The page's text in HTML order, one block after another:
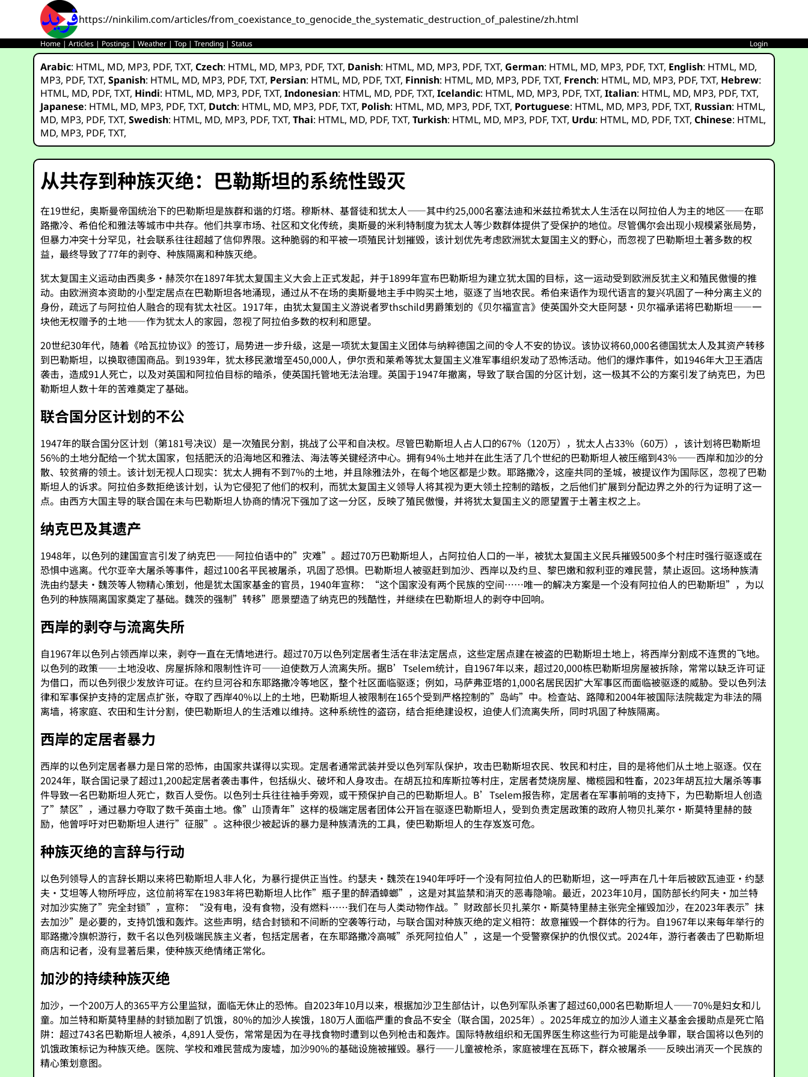
https://ninkilim.com/articles/from_coexistance_to_genocide_the_systematic_destruction_of_palestine/zh.html
Home |Articles | Postings |Weather |Top |Trending |Status Login
Arabic: HTML, MD, MP3, PDF,TXT,Czech: HTML, MD, MP3, PDF,TXT, Danish: HTML, MD, MP3, PDF,TXT, German: HTML, MD, MP3, PDF,TXT, English: HTML, MD,
MP3, PDF,TXT,Spanish: HTML, MD, MP3, PDF,TXT, Persian: HTML, MD, PDF,TXT, Finnish: HTML, MD, MP3, PDF,TXT, French: HTML, MD, MP3, PDF,TXT, Hebrew:
HTML, MD, PDF,TXT, Hindi: HTML, MD, MP3, PDF,TXT,Indonesian: HTML, MD, PDF,TXT,Icelandic: HTML, MD, MP3, PDF,TXT,Italian: HTML, MD, MP3, PDF,TXT,
Japanese: HTML, MD, MP3, PDF,TXT, Dutch: HTML, MD, MP3, PDF,TXT, Polish: HTML, MD, MP3, PDF,TXT, Portuguese: HTML, MD, MP3, PDF,TXT, Russian: HTML,
MD, MP3, PDF,TXT,Swedish: HTML, MD, MP3, PDF,TXT,Thai: HTML, MD, PDF,TXT,Turkish: HTML, MD, MP3, PDF,TXT, Urdu: HTML, MD, PDF,TXT,Chinese: HTML,
MD, MP3, PDF,TXT,
从共存到种族灭绝：巴勒斯坦的系统性毁灭
在19世纪，奥斯曼帝国统治下的巴勒斯坦是族群和谐的灯塔。穆斯林、基督徒和犹太人——其中约25,000名塞法迪和米兹拉希犹太人生活在以阿拉伯人为主的地区——在耶
路撒冷、希伯伦和雅法等城市中共存。他们共享市场、社区和文化传统，奥斯曼的米利特制度为犹太人等少数群体提供了受保护的地位。尽管偶尔会出现小规模紧张局势，
但暴力冲突十分罕见，社会联系往往超越了信仰界限。这种脆弱的和平被一项殖民计划摧毁，该计划优先考虑欧洲犹太复国主义的野心，而忽视了巴勒斯坦土著多数的权
益，最终导致了77年的剥夺、种族隔离和种族灭绝。
犹太复国主义运动由西奥多·赫茨尔在1897年犹太复国主义大会上正式发起，并于1899年宣布巴勒斯坦为建立犹太国的目标，这一运动受到欧洲反犹主义和殖民傲慢的推
动。由欧洲资本资助的小型定居点在巴勒斯坦各地涌现，通过从不在场的奥斯曼地主手中购买土地，驱逐了当地农民。希伯来语作为现代语言的复兴巩固了一种分离主义的
身份，疏远了与阿拉伯人融合的现有犹太社区。1917年，由犹太复国主义游说者罗thschild男爵策划的《贝尔福宣言》使英国外交大臣阿瑟·贝尔福承诺将巴勒斯坦——一
块他无权赠予的土地——作为犹太人的家园，忽视了阿拉伯多数的权利和愿望。
20世纪30年代，随着《哈瓦拉协议》的签订，局势进一步升级，这是一项犹太复国主义团体与纳粹德国之间的令人不安的协议。该协议将60,000名德国犹太人及其资产转移
到巴勒斯坦，以换取德国商品。到1939年，犹太移民激增至450,000人，伊尔贡和莱希等犹太复国主义准军事组织发动了恐怖活动。他们的爆炸事件，如1946年大卫王酒店
袭击，造成91人死亡，以及对英国和阿拉伯目标的暗杀，使英国托管地无法治理。英国于1947年撤离，导致了联合国的分区计划，这一极其不公的方案引发了纳克巴，为巴
勒斯坦人数十年的苦难奠定了基础。
联合国分区计划的不公
1947年的联合国分区计划（第181号决议）是一次殖民分割，挑战了公平和自决权。尽管巴勒斯坦人占人口的67%（120万），犹太人占33%（60万），该计划将巴勒斯坦
56%的土地分配给一个犹太国家，包括肥沃的沿海地区和雅法、海法等关键经济中心。拥有94%土地并在此生活了几个世纪的巴勒斯坦人被压缩到43%——西岸和加沙的分
散、较贫瘠的领土。该计划无视人口现实：犹太人拥有不到7%的土地，并且除雅法外，在每个地区都是少数。耶路撒冷，这座共同的圣城，被提议作为国际区，忽视了巴勒
斯坦人的诉求。阿拉伯多数拒绝该计划，认为它侵犯了他们的权利，而犹太复国主义领导人将其视为更大领土控制的踏板，之后他们扩展到分配边界之外的行为证明了这一
点。由西方大国主导的联合国在未与巴勒斯坦人协商的情况下强加了这一分区，反映了殖民傲慢，并将犹太复国主义的愿望置于土著主权之上。
纳克巴及其遗产
1948年，以色列的建国宣言引发了纳克巴——阿拉伯语中的”灾难”。超过70万巴勒斯坦人，占阿拉伯人口的一半，被犹太复国主义民兵摧毁500多个村庄时强行驱逐或在
恐惧中逃离。代尔亚辛大屠杀等事件，超过100名平民被屠杀，巩固了恐惧。巴勒斯坦人被驱赶到加沙、西岸以及约旦、黎巴嫩和叙利亚的难民营，禁止返回。这场种族清
洗由约瑟夫·魏茨等人物精心策划，他是犹太国家基金的官员，1940年宣称：“这个国家没有两个民族的空间……唯一的解决方案是一个没有阿拉伯人的巴勒斯坦”，为以
色列的种族隔离国家奠定了基础。魏茨的强制”转移”愿景塑造了纳克巴的残酷性，并继续在巴勒斯坦人的剥夺中回响。
西岸的剥夺与流离失所
自1967年以色列占领西岸以来，剥夺一直在无情地进行。超过70万以色列定居者生活在非法定居点，这些定居点建在被盗的巴勒斯坦土地上，将西岸分割成不连贯的飞地。
以色列的政策——土地没收、房屋拆除和限制性许可——迫使数万人流离失所。据B’Tselem统计，自1967年以来，超过20,000栋巴勒斯坦房屋被拆除，常常以缺乏许可证
为借口，而以色列很少发放许可证。在约旦河谷和东耶路撒冷等地区，整个社区面临驱逐；例如，马萨弗亚塔的1,000名居民因扩大军事区而面临被驱逐的威胁。受以色列法
律和军事保护支持的定居点扩张，夺取了西岸40%以上的土地，巴勒斯坦人被限制在165个受到严格控制的”岛屿”中。检查站、路障和2004年被国际法院裁定为非法的隔
离墙，将家庭、农田和生计分割，使巴勒斯坦人的生活难以维持。这种系统性的盗窃，结合拒绝建设权，迫使人们流离失所，同时巩固了种族隔离。
西岸的定居者暴力
西岸的以色列定居者暴力是日常的恐怖，由国家共谋得以实现。定居者通常武装并受以色列军队保护，攻击巴勒斯坦农民、牧民和村庄，目的是将他们从土地上驱逐。仅在
2024年，联合国记录了超过1,200起定居者袭击事件，包括纵火、破坏和人身攻击。在胡瓦拉和库斯拉等村庄，定居者焚烧房屋、橄榄园和牲畜，2023年胡瓦拉大屠杀等事
件导致一名巴勒斯坦人死亡，数百人受伤。以色列士兵往往袖手旁观，或干预保护自己的巴勒斯坦人。B’Tselem报告称，定居者在军事前哨的支持下，为巴勒斯坦人创造
了”禁区”，通过暴力夺取了数千英亩土地。像”山顶青年”这样的极端定居者团体公开旨在驱逐巴勒斯坦人，受到负责定居政策的政府人物贝扎莱尔·斯莫特里赫的鼓
励，他曾呼吁对巴勒斯坦人进行”征服”。这种很少被起诉的暴力是种族清洗的工具，使巴勒斯坦人的生存岌岌可危。
种族灭绝的言辞与行动
以色列领导人的言辞长期以来将巴勒斯坦人非人化，为暴行提供正当性。约瑟夫·魏茨在1940年呼吁一个没有阿拉伯人的巴勒斯坦，这一呼声在几十年后被欧瓦迪亚·约瑟
夫·艾坦等人物所呼应，这位前将军在1983年将巴勒斯坦人比作”瓶子里的醉酒蟑螂”，这是对其监禁和消灭的恶毒隐喻。最近，2023年10月，国防部长约阿夫·加兰特
对加沙实施了”完全封锁”，宣称：“没有电，没有食物，没有燃料……我们在与人类动物作战。”财政部长贝扎莱尔·斯莫特里赫主张完全摧毁加沙，在2023年表示”抹
去加沙”是必要的，支持饥饿和轰炸。这些声明，结合封锁和不间断的空袭等行动，与联合国对种族灭绝的定义相符：故意摧毁一个群体的行为。自1967年以来每年举行的
耶路撒冷旗帜游行，数千名以色列极端民族主义者，包括定居者，在东耶路撒冷高喊”杀死阿拉伯人”，这是一个受警察保护的仇恨仪式。2024年，游行者袭击了巴勒斯坦
商店和记者，没有显著后果，使种族灭绝情绪正常化。
加沙的持续种族灭绝
加沙，一个200万人的365平方公里监狱，面临无休止的恐怖。自2023年10月以来，根据加沙卫生部估计，以色列军队杀害了超过60,000名巴勒斯坦人——70%是妇女和儿
童。加兰特和斯莫特里赫的封锁加剧了饥饿，80%的加沙人挨饿，180万人面临严重的食品不安全（联合国，2025年）。2025年成立的加沙人道主义基金会援助点是死亡陷
阱：超过743名巴勒斯坦人被杀，4,891人受伤，常常是因为在寻找食物时遭到以色列枪击和轰炸。国际特赦组织和无国界医生称这些行为可能是战争罪，联合国将以色列的
饥饿政策标记为种族灭绝。医院、学校和难民营成为废墟，加沙90%的基础设施被摧毁。暴行——儿童被枪杀，家庭被埋在瓦砾下，群众被屠杀——反映出消灭一个民族的
精心策划意图。